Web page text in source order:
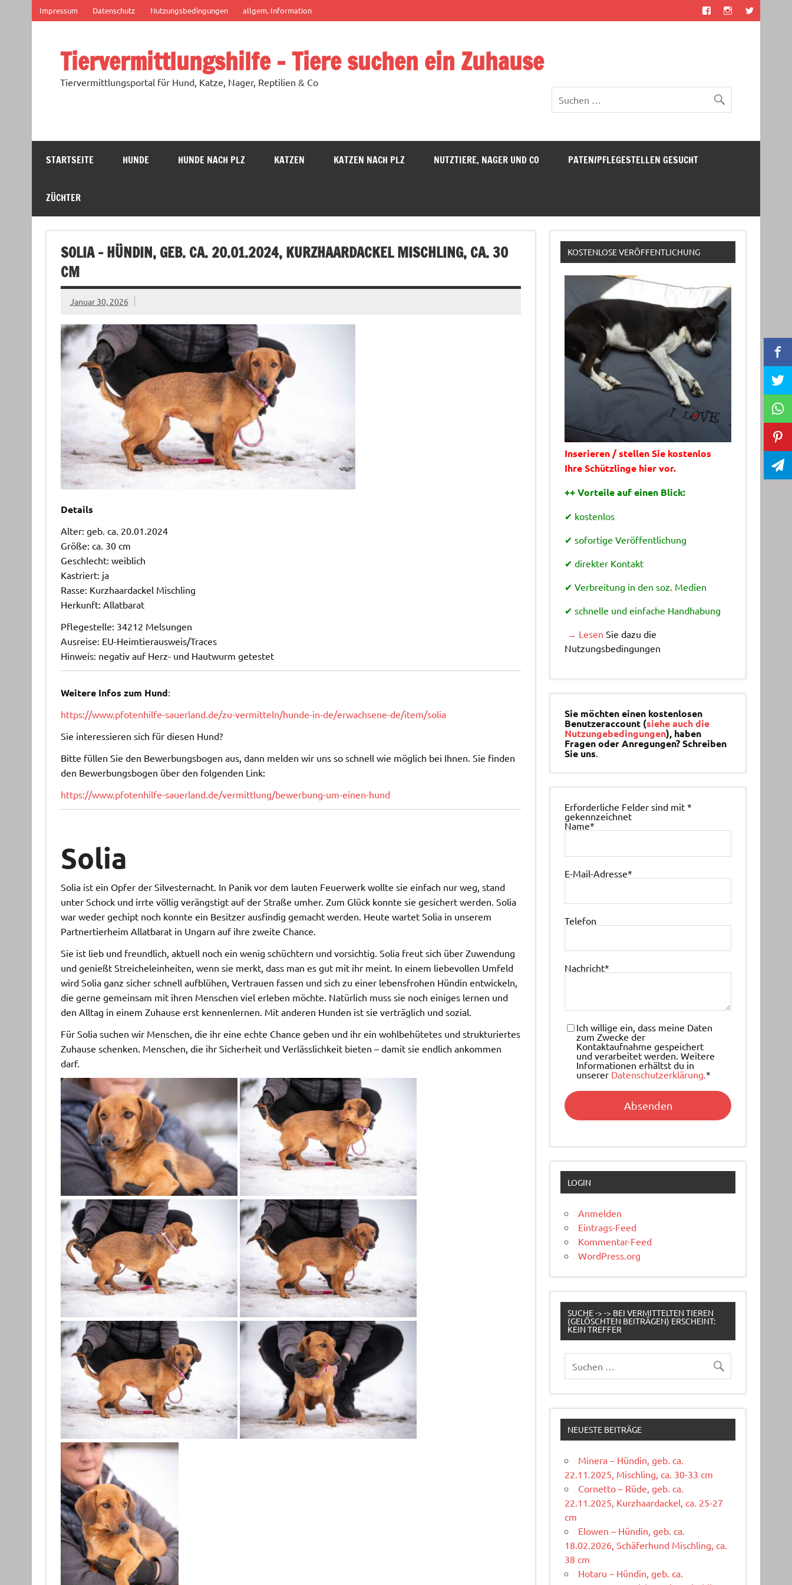
springen
Impressum Datenschutz Nutzungsbedingungen allgem. Information
Tiervermittlungshilfe – Tiere suchen ein Zuhause
Tiervermittlungsportal für Hund, Katze, Nager, Reptilien & Co
STARTSEITE HUNDE HUNDE NACH PLZ KATZEN KATZEN NACH PLZ NUTZTIERE, NAGER UND CO PATEN/PFLEGESTELLEN GESUCHT
ZÜCHTER
SOLIA – HÜNDIN, GEB. CA. 20.01.2024, KURZHAARDACKEL MISCHLING, CA. 30
CM
Januar 30, 2026
Details
Alter: geb. ca. 20.01.2024
Größe: ca. 30 cm
Geschlecht: weiblich
Kastriert: ja
Rasse: Kurzhaardackel Mischling
Herkunft: Allatbarat
Pflegestelle: 34212 Melsungen
Ausreise: EU-Heimtierausweis/Traces
Hinweis: negativ auf Herz- und Hautwurm getestet
Weitere Infos zum Hund:
https://www.pfotenhilfe-sauerland.de/zu-vermitteln/hunde-in-de/erwachsene-de/item/solia
Sie interessieren sich für diesen Hund?
Bitte füllen Sie den Bewerbungsbogen aus, dann melden wir uns so schnell wie möglich bei Ihnen. Sie finden
den Bewerbungsbogen über den folgenden Link:
https://www.pfotenhilfe-sauerland.de/vermittlung/bewerbung-um-einen-hund
Solia
Solia ist ein Opfer der Silvesternacht. In Panik vor dem lauten Feuerwerk wollte sie einfach nur weg, stand
unter Schock und irrte völlig verängstigt auf der Straße umher. Zum Glück konnte sie gesichert werden. Solia
war weder gechipt noch konnte ein Besitzer ausfindig gemacht werden. Heute wartet Solia in unserem
Partnertierheim Allatbarat in Ungarn auf ihre zweite Chance.
Sie ist lieb und freundlich, aktuell noch ein wenig schüchtern und vorsichtig. Solia freut sich über Zuwendung
und genießt Streicheleinheiten, wenn sie merkt, dass man es gut mit ihr meint. In einem liebevollen Umfeld
wird Solia ganz sicher schnell aufblühen, Vertrauen fassen und sich zu einer lebensfrohen Hündin entwickeln,
die gerne gemeinsam mit ihren Menschen viel erleben möchte. Natürlich muss sie noch einiges lernen und
den Alltag in einem Zuhause erst kennenlernen. Mit anderen Hunden ist sie verträglich und sozial.
Für Solia suchen wir Menschen, die ihr eine echte Chance geben und ihr ein wohlbehütetes und strukturiertes
Zuhause schenken. Menschen, die ihr Sicherheit und Verlässlichkeit bieten – damit sie endlich ankommen
darf.
KOSTENLOSE VERÖFFENTLICHUNG
Inserieren / stellen Sie kostenlos
Ihre Schützlinge hier vor.
++ Vorteile auf einen Blick:
✔ kostenlos
✔ sofortige Veröffentlichung
✔ direkter Kontakt
✔ Verbreitung in den soz. Medien
✔ schnelle und einfache Handhabung
→ Lesen Sie dazu die
Nutzungsbedingungen
Sie möchten einen kostenlosen
Benutzeraccount (siehe auch die
Nutzungebedingungen), haben
Fragen oder Anregungen? Schreiben
Sie uns.
Erforderliche Felder sind mit*
gekennzeichnet
Name*
E-Mail-Adresse*
Telefon
Nachricht*
Ich willige ein, dass meine Daten
zum Zwecke der
Kontaktaufnahme gespeichert
und verarbeitet werden. Weitere
Informationen erhältst du in
unserer Datenschutzerklärung.*
LOGIN
Anmelden
Eintrags-Feed
Kommentar-Feed
WordPress.org
SUCHE -> -> BEI VERMITTELTEN TIEREN
(GELÖSCHTEN BEITRÄGEN) ERSCHEINT:
KEIN TREFFER
NEUESTE BEITRÄGE
Minera – Hündin, geb. ca.
22.11.2025, Mischling, ca. 30-33 cm
Cornetto – Rüde, geb. ca.
22.11.2025, Kurzhaardackel, ca. 25-27
cm
Elowen – Hündin, geb. ca.
18.02.2026, Schäferhund Mischling, ca.
38 cm
Hotaru – Hündin, geb. ca.